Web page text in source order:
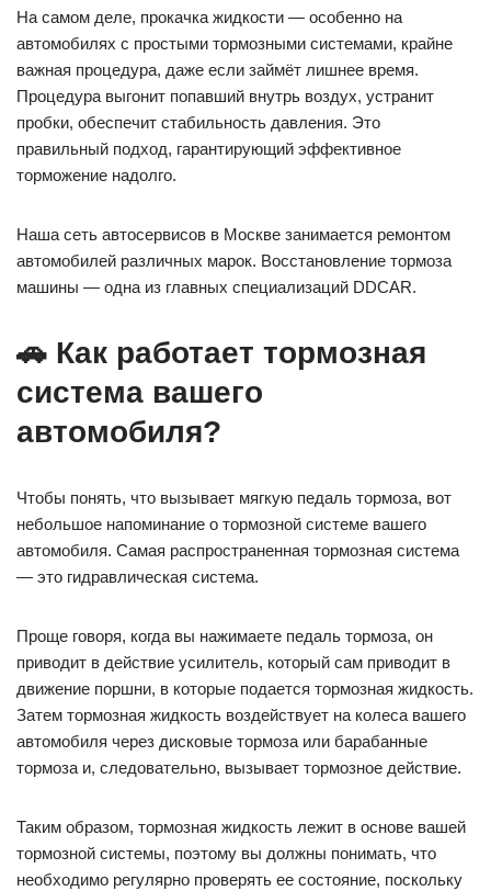
На самом деле, прокачка жидкости — особенно на
автомобилях с простыми тормозными системами, крайне
важная процедура, даже если займёт лишнее время.
Процедура выгонит попавший внутрь воздух, устранит
пробки, обеспечит стабильность давления. Это
правильный подход, гарантирующий эффективное
торможение надолго.
Наша сеть автосервисов в Москве занимается ремонтом
автомобилей различных марок. Восстановление тормоза
машины — одна из главных специализаций DDCAR.
🚗 Как работает тормозная
система вашего
автомобиля?
Чтобы понять, что вызывает мягкую педаль тормоза, вот
небольшое напоминание о тормозной системе вашего
автомобиля. Самая распространенная тормозная система
— это гидравлическая система.
Проще говоря, когда вы нажимаете педаль тормоза, он
приводит в действие усилитель, который сам приводит в
движение поршни, в которые подается тормозная жидкость.
Затем тормозная жидкость воздействует на колеса вашего
автомобиля через дисковые тормоза или барабанные
тормоза и, следовательно, вызывает тормозное действие.
Таким образом, тормозная жидкость лежит в основе вашей
тормозной системы, поэтому вы должны понимать, что
необходимо регулярно проверять ее состояние, поскольку